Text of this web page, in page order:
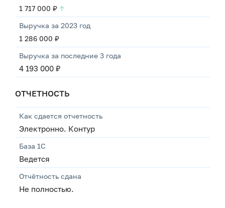
1 717 000 ₽ ↑
Выручка за 2023 год
1 286 000 ₽
Выручка за последние 3 года
4 193 000 ₽
ОТЧЕТНОСТЬ
Как сдается отчетность
Электронно. Контур
База 1С
Ведется
Отчётность сдана
Не полностью.